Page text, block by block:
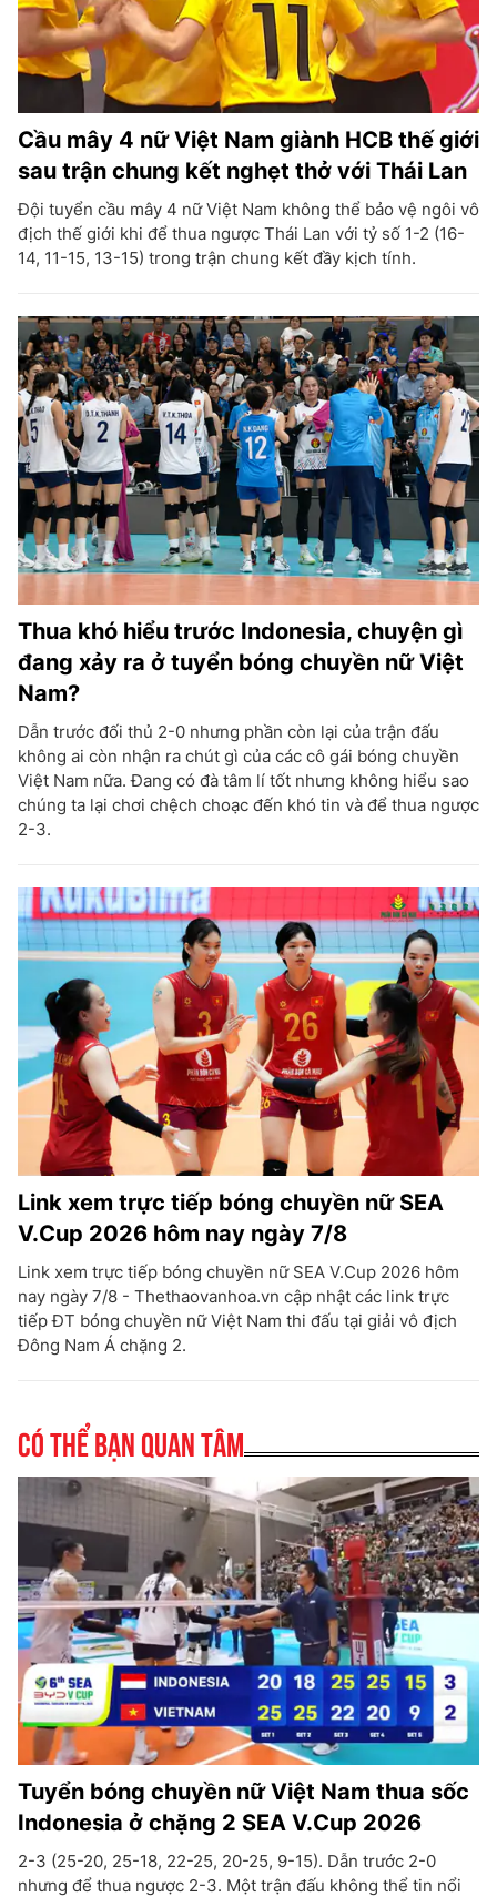
Cầu mây 4 nữ Việt Nam giành HCB thế giới
sau trận chung kết nghẹt thở với Thái Lan
Đội tuyển cầu mây 4 nữ Việt Nam không thể bảo vệ ngôi vô
địch thế giới khi để thua ngược Thái Lan với tỷ số 1-2 (16-
14, 11-15, 13-15) trong trận chung kết đầy kịch tính.
Thua khó hiểu trước Indonesia, chuyện gì
đang xảy ra ở tuyển bóng chuyền nữ Việt
Nam?
Dẫn trước đối thủ 2-0 nhưng phần còn lại của trận đấu
không ai còn nhận ra chút gì của các cô gái bóng chuyền
Việt Nam nữa. Đang có đà tâm lí tốt nhưng không hiểu sao
chúng ta lại chơi chệch choạc đến khó tin và để thua ngược
2-3.
Link xem trực tiếp bóng chuyền nữ SEA
V.Cup 2026 hôm nay ngày 7/8
Link xem trực tiếp bóng chuyền nữ SEA V.Cup 2026 hôm
nay ngày 7/8 - Thethaovanhoa.vn cập nhật các link trực
tiếp ĐT bóng chuyền nữ Việt Nam thi đấu tại giải vô địch
Đông Nam Á chặng 2.
Có thể bạn quan tâm
Tuyển bóng chuyền nữ Việt Nam thua sốc
Indonesia ở chặng 2 SEA V.Cup 2026
2-3 (25-20, 25-18, 22-25, 20-25, 9-15). Dẫn trước 2-0
nhưng để thua ngược 2-3. Một trận đấu không thể tin nổi